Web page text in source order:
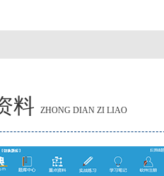
料 ZHONG DIAN ZI LIAO